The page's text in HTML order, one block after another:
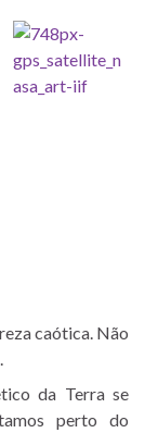
caótica. Não
da Terra se
perto do